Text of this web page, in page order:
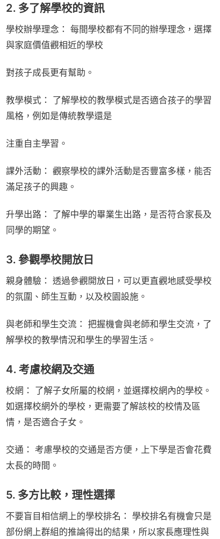
2. 多了解學校的資訊
學校辦學理念： 每間學校都有不同的辦學理念，選擇
與家庭價值觀相近的學校
對孩子成長更有幫助。
教學模式： 了解學校的教學模式是否適合孩子的學習
風格，例如是傳統教學還是
注重自主學習。
課外活動： 觀察學校的課外活動是否豐富多樣，能否
滿足孩子的興趣。
升學出路： 了解中學的畢業生出路，是否符合家長及
同學的期望。
3. 參觀學校開放日
親身體驗： 透過參觀開放日，可以更直觀地感受學校
的氛圍、師生互動，以及校園設施。
與老師和學生交流： 把握機會與老師和學生交流，了
解學校的教學情況和學生的學習生活。
4. 考慮校網及交通
校網： 了解子女所屬的校網，並選擇校網內的學校。
如選擇校網外的學校，更需要了解該校的校情及區
情，是否適合子女。
交通： 考慮學校的交通是否方便，上下學是否會花費
太長的時間。
5. 多方比較，理性選擇
不要盲目相信網上的學校排名： 學校排名有機會只是
部份網上群組的推論得出的結果，所以家長應理性與